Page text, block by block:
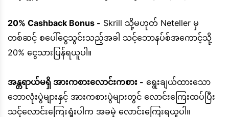
20% Cashback Bonus - Skrill သို့မဟုတ် Neteller မှ
တစ်ဆင့် စပေါ်ငွေသွင်းသည့်အခါ သင့်ဘောနပ်စ်အကောင့်သို့
20% ငွေသားပြန်ရယူပါ။
အန္တရာယ်မရှိ အားကစားလောင်းကစား - ရွေးချယ်ထားသော
ဘောလုံးပွဲများနှင့် အားကစားပွဲများတွင် လောင်းကြေးထပ်ပြီး
သင့်လောင်းကြေးရှုံးပါက အခမဲ့ လောင်းကြေးရယူပါ။